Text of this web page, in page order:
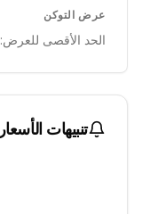
عرض التوكن
الحد الأقصى للعرض:
تنبيهات الأسعار